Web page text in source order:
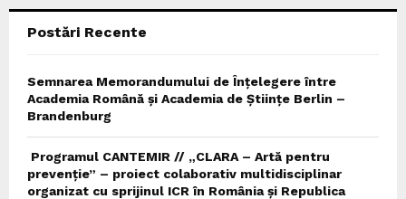
Postări Recente
Semnarea Memorandumului de Înțelegere între
Academia Română și Academia de Științe Berlin –
Brandenburg
Programul CANTEMIR // „CLARA – Artă pentru
prevenție” – proiect colaborativ multidisciplinar
organizat cu sprijinul ICR în România și Republica